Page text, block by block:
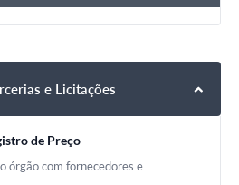
e Licitações
de Preço
órgão com fornecedores e